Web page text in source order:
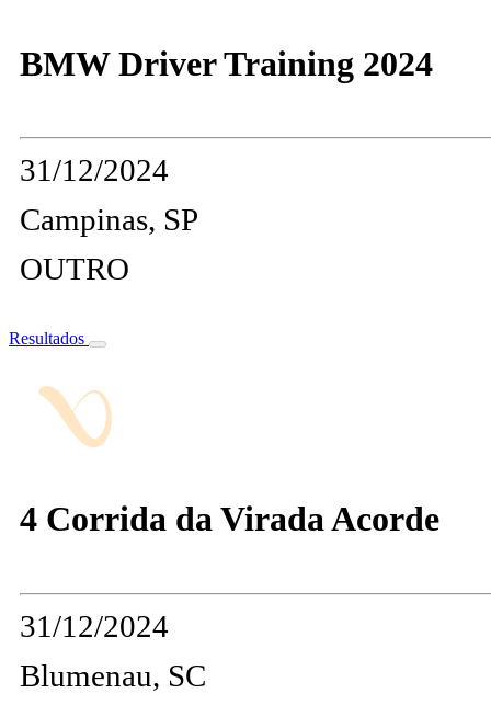
BMW Driver Training 2024
31/12/2024
Campinas, SP
OUTRO
Resultados
4 Corrida da Virada Acorde
31/12/2024
Blumenau, SC